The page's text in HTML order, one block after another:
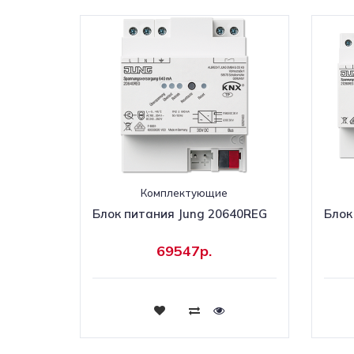
Комплектующие
Блок питания Jung 20640REG
69547р.
Купить